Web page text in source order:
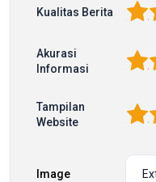
Kualitas Berita 2
Akurasi
Informasi
2
Tampilan
Website
2
Image